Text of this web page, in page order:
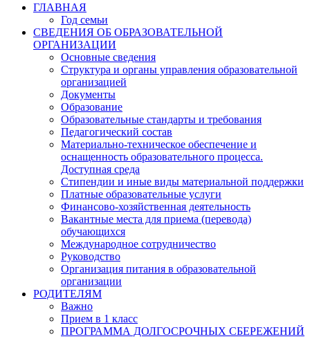
ГЛАВНАЯ
Год семьи
СВЕДЕНИЯ ОБ ОБРАЗОВАТЕЛЬНОЙ
ОРГАНИЗАЦИИ
Основные сведения
Структура и органы управления образовательной
организацией
Документы
Образование
Образовательные стандарты и требования
Педагогический состав
Материально-техническое обеспечение и
оснащенность образовательного процесса.
Доступная среда
Стипендии и иные виды материальной поддержки
Платные образовательные услуги
Финансово-хозяйственная деятельность
Вакантные места для приема (перевода)
обучающихся
Международное сотрудничество
Руководство
Организация питания в образовательной
организации
РОДИТЕЛЯМ
Важно
Прием в 1 класс
ПРОГРАММА ДОЛГОСРОЧНЫХ СБЕРЕЖЕНИЙ